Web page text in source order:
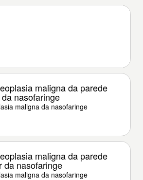
maligna da parede
nasofaringe
maligna da nasofaringe
maligna da parede
da nasofaringe
maligna da nasofaringe